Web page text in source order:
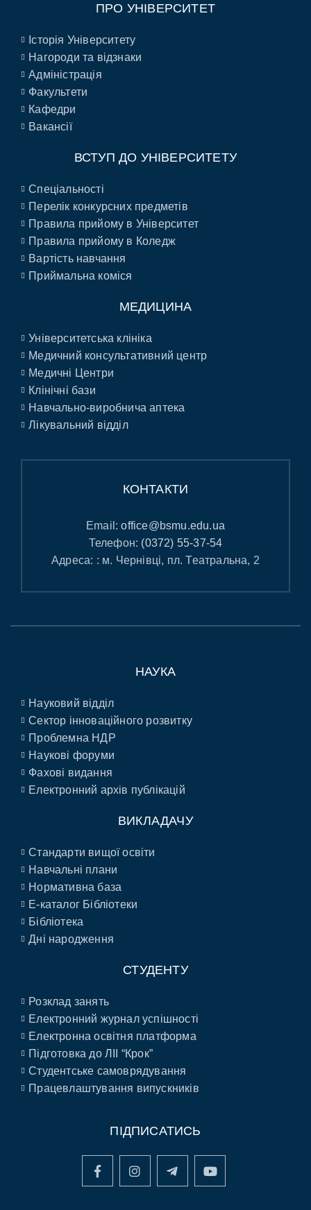
ПРО УНІВЕРСИТЕТ
Історія Університету
Нагороди та відзнаки
Адміністрація
Факультети
Кафедри
Вакансії
ВСТУП ДО УНІВЕРСИТЕТУ
Спеціальності
Перелік конкурсних предметів
Правила прийому в Університет
Правила прийому в Коледж
Вартість навчання
Приймальна коміся
МЕДИЦИНА
Університетська клініка
Медичний консультативний центр
Медичні Центри
Клінічні бази
Навчально-виробнича аптека
Лікувальний відділ
КОНТАКТИ
Email:office@bsmu.edu.ua
Телефон: (0372) 55-37-54
Адреса: : м. Чернівці, пл. Театральна, 2
НАУКА
Науковий відділ
Сектор інноваційного розвитку
Проблемна НДР
Наукові форуми
Фахові видання
Електронний архів публікацій
ВИКЛАДАЧУ
Стандарти вищої освіти
Навчальні плани
Нормативна база
E-каталог Бібліотеки
Бібліотека
Дні народження
СТУДЕНТУ
Розклад занять
Електронний журнал успішності
Електронна освітня платформа
Підготовка до ЛІІ “Крок”
Студентське самоврядування
Працевлаштування випускників
ПІДПИСАТИСЬ